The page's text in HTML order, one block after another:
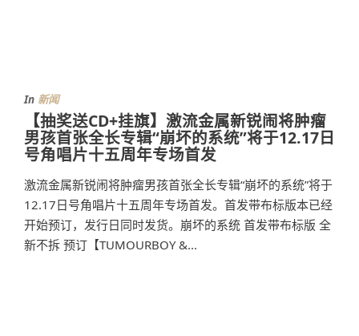
In 新闻
​【抽奖送CD+挂旗】激流金属新锐闹将肿瘤
男孩首张全长专辑“崩坏的系统”将于12.17日
号角唱片十五周年专场首发
激流金属新锐闹将肿瘤男孩首张全长专辑“崩坏的系统”将于
12.17日号角唱片十五周年专场首发。首发带布标版本已经
开始预订，发行日同时发货。崩坏的系统 首发带布标版 全
新不拆 预订【TUMOURBOY &...